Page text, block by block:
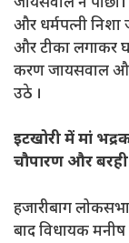
और धर्मपत्नी
और टीका लगाकर
करण जायसवाल
उठे ।
इटखोरी में मां
चौपारण और बरही
हजारीबाग लोकसभा
बाद विधायक